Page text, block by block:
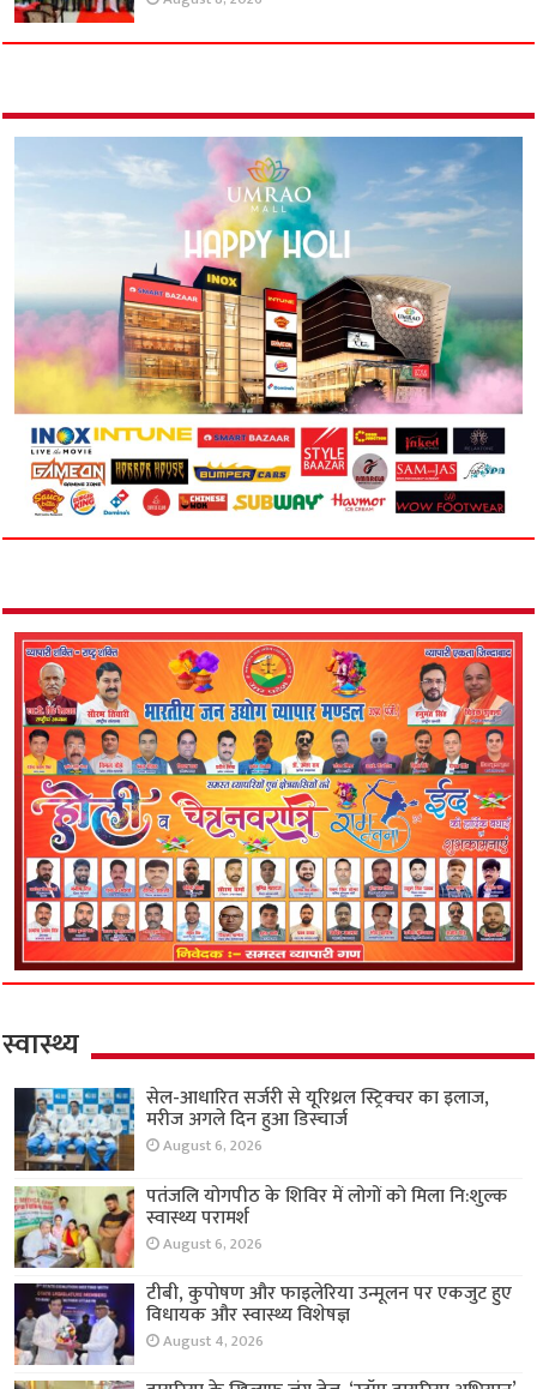
स्वास्थ्य
सेल-आधारित सर्जरी से यूरिथ्रल स्ट्रिक्चर का इलाज,
मरीज अगले दिन हुआ डिस्चार्ज
August 6, 2026
पतंजलि योगपीठ के शिविर में लोगों को मिला नि:शुल्क
स्वास्थ्य परामर्श
August 6, 2026
टीबी, कुपोषण और फाइलेरिया उन्मूलन पर एकजुट हुए
विधायक और स्वास्थ्य विशेषज्ञ
August 4, 2026